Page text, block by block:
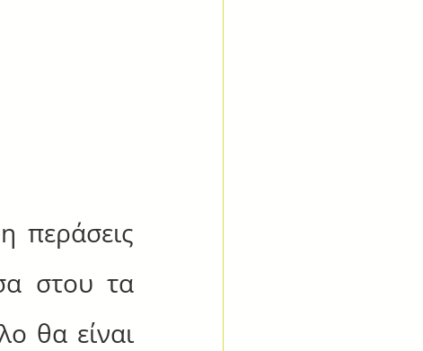
περάσεις
στου τα
θα είναι